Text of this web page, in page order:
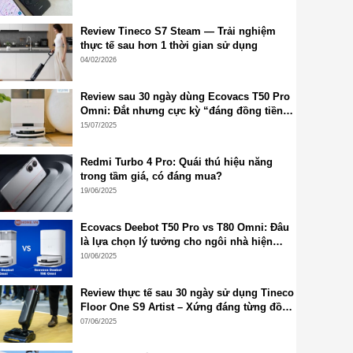
Review Tineco S7 Steam — Trải nghiệm
thực tế sau hơn 1 thời gian sử dụng
04/02/2026
Review sau 30 ngày dùng Ecovacs T50 Pro
Omni: Đắt nhưng cực kỳ “đáng đồng tiền
bát gạo”!
15/07/2025
Redmi Turbo 4 Pro: Quái thú hiệu năng
trong tầm giá, có đáng mua?
19/06/2025
Ecovacs Deebot T50 Pro vs T80 Omni: Đâu
là lựa chọn lý tưởng cho ngôi nhà hiện
đại?
10/06/2025
Review thực tế sau 30 ngày sử dụng Tineco
Floor One S9 Artist – Xứng đáng từng đồng
bỏ ra
07/06/2025